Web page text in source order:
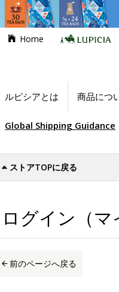
Home
ルピシアとは 商品につ
Global Shipping Guidance
ストアTOPに戻る
界のお茶専門店ルピシア ロ
ログイン（マ
前のページへ戻る